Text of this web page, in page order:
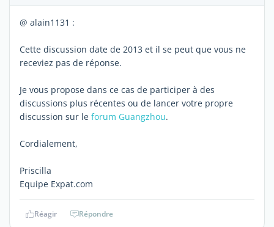
@ alain1131 :
Cette discussion date de 2013 et il se peut que vous ne
receviez pas de réponse.
Je vous propose dans ce cas de participer à des
discussions plus récentes ou de lancer votre propre
discussion sur le forum Guangzhou.
Cordialement,
Priscilla
Equipe Expat.com
Réagir Répondre